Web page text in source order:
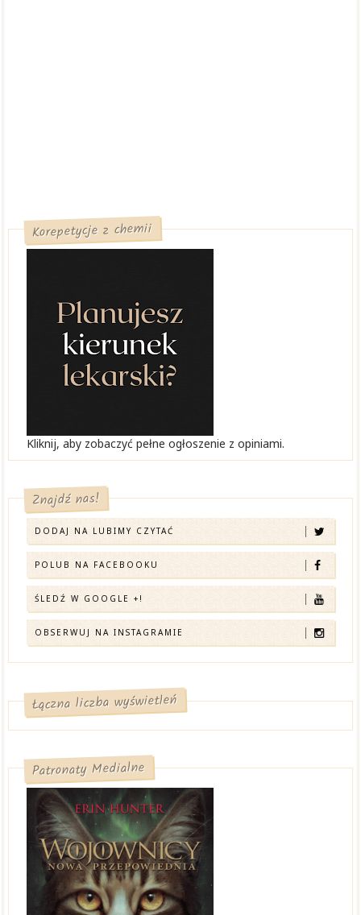
Korepetycje z chemii
Kliknij, aby zobaczyć pełne ogłoszenie z opiniami.
Znajdź nas!
DODAJ NA LUBIMY CZYTAĆ
POLUB NA FACEBOOKU
ŚLEDŹ W GOOGLE +!
OBSERWUJ NA INSTAGRAMIE
Łączna liczba wyświetleń
Patronaty Medialne